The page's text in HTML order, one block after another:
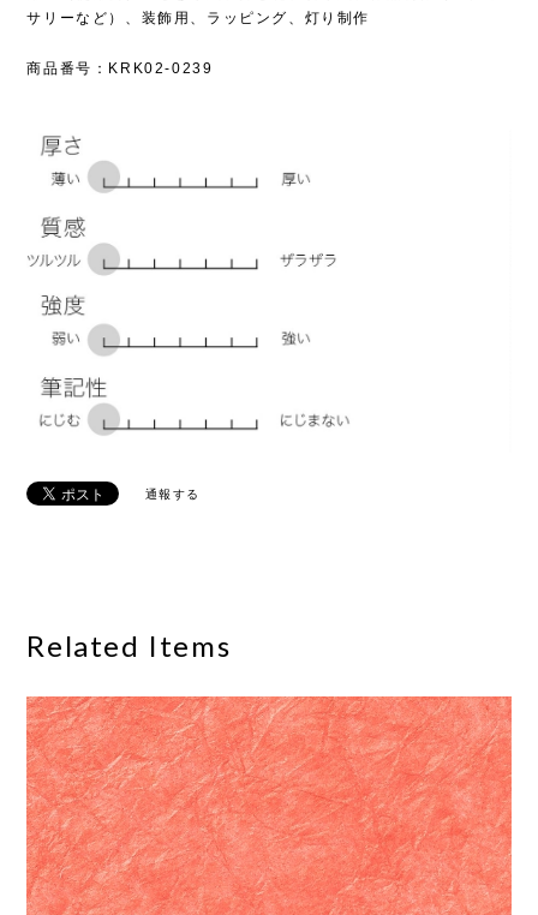
サリーなど）、装飾用、ラッピング、灯り制作
商品番号：KRK02-0239
通報する
Related Items